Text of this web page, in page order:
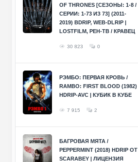
OF THRONES [СЕЗОНЫ: 1-8 /
СЕРИИ: 1-73 ИЗ 73] (2011-
2019) BDRIP, WEB-DLRIP |
LOSTFILM, РЕН-ТВ / КРАВЕЦ
30 823 0
РЭМБО: ПЕРВАЯ КРОВЬ /
RAMBO: FIRST BLOOD (1982)
HDRIP-AVC | КУБИК В КУБЕ
7 915 2
БАГРОВАЯ МЯТА /
PEPPERMINT (2018) HDRIP ОТ
SCARABEY | ЛИЦЕНЗИЯ